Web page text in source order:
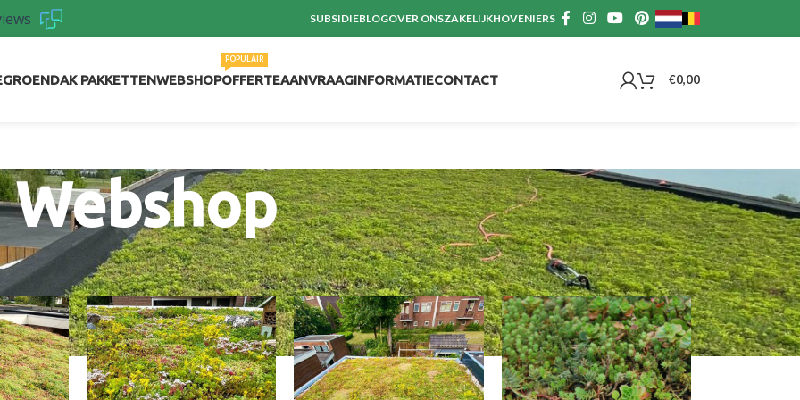
SUBSIDIEBLOGOVER ONSZAKELIJKHOVENIERS
GROENDAK PAKKETTENWEBSHOPOFFERTEAANVRAAG
POPULAIR
INFORMATIECONTACT €0,00
Webshop
Tonen Alle